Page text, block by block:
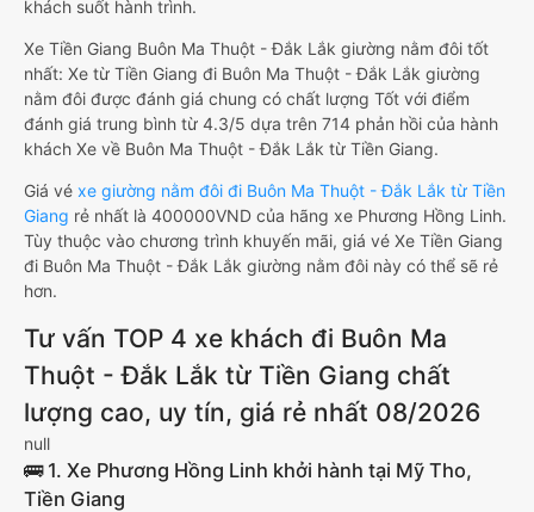
khách suốt hành trình.
Xe Tiền Giang Buôn Ma Thuột - Đắk Lắk giường nằm đôi tốt
nhất: Xe từ Tiền Giang đi Buôn Ma Thuột - Đắk Lắk giường
nằm đôi được đánh giá chung có chất lượng Tốt với điểm
đánh giá trung bình từ 4.3/5 dựa trên 714 phản hồi của hành
khách Xe về Buôn Ma Thuột - Đắk Lắk từ Tiền Giang.
Giá vé xe giường nằm đôi đi Buôn Ma Thuột - Đắk Lắk từ Tiền
Giang rẻ nhất là 400000VND của hãng xe Phương Hồng Linh.
Tùy thuộc vào chương trình khuyến mãi, giá vé Xe Tiền Giang
đi Buôn Ma Thuột - Đắk Lắk giường nằm đôi này có thể sẽ rẻ
hơn.
Tư vấn TOP 4 xe khách đi Buôn Ma
Thuột - Đắk Lắk từ Tiền Giang chất
lượng cao, uy tín, giá rẻ nhất 08/2026
null
🚌 1. Xe Phương Hồng Linh khởi hành tại Mỹ Tho,
Tiền Giang